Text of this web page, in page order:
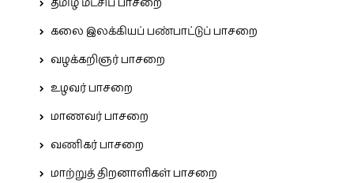
கலை இலக்கியப் பண்பாட்டுப் பாசறை
வழக்கறிஞர் பாசறை
உழவர் பாசறை
மாணவர் பாசறை
வணிகர் பாசறை
மாற்றுத் திறனாளிகள் பாசறை